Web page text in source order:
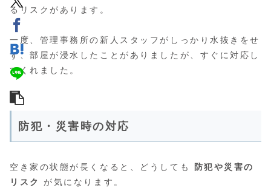
るリスクがあります。
一度、管理事務所の新人スタッフがしっかり水抜きをせ
ず、部屋が浸水したことがありましたが、すぐに対応し
てくれました。
防犯・災害時の対応
空き家の状態が長くなると、どうしても
防犯や災害の
リスク
が気になります。